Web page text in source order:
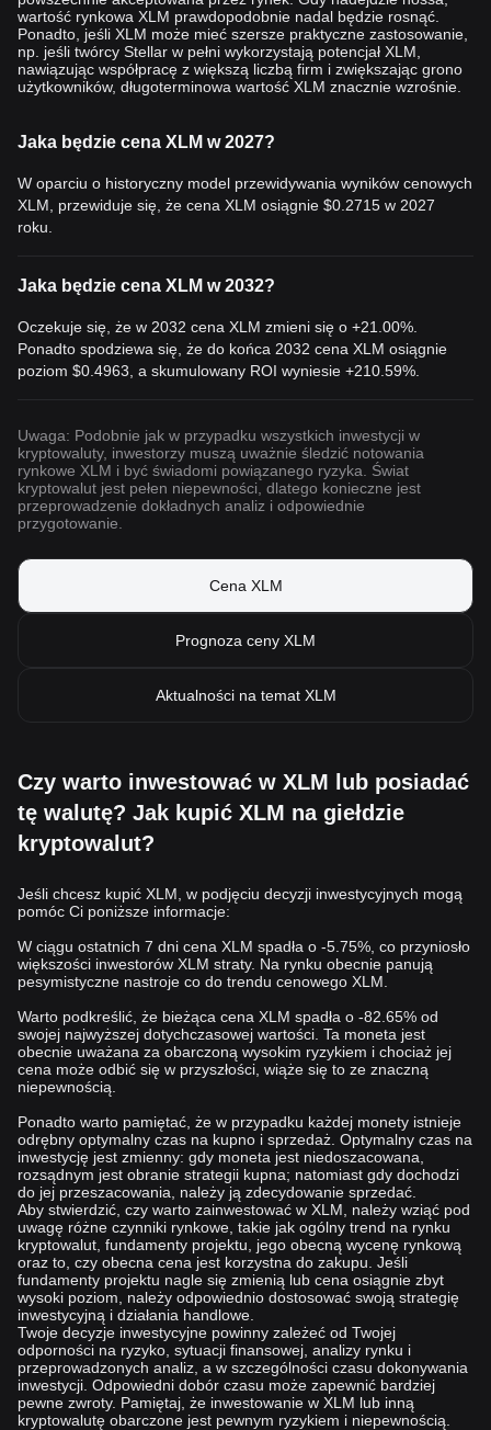
Stellar z ukraińskim Ministerstwem Transformacji Cyfrowej w
zakresie cyfrowej waluty banku centralnego (CBDC) wywołała
kontrowersje.
Dodatkowo, trendy makroekonomiczne wpływające na rynek
zmiany cen innych kryptowalut, takich jak Bitcoin - mogą wpływać
sprawdzają wykres cen Stellar i historię cen Stellar, aby
podejmować świadome decyzje. Śledzą oni trendy cenowe Stellar
i modele prognozowania cen Stellar w 2023 roku, aby ocenić
Podsumowanie
Podsumowując, zdecentralizowana platforma blockchain Stellar,
napędzana przez Stellar Consensus Protocol (SCP), zapewnia
szybkie, niedrogie transakcje bez energochłonnego
zrewolucjonizowania krajobrazu finansowego, wspierając
globalną dostępność i płynność.
Ważne jest, aby pamiętać, że podobnie jak inne kryptowaluty,
Stellar niesie ze sobą własne ryzyko i zawsze dobrze jest
inwestowania.
wartość rynkowa XLM prawdopodobnie nadal będzie rosnąć.
Ponadto, jeśli XLM może mieć szersze praktyczne zastosowanie,
np. jeśli twórcy Stellar w pełni wykorzystają potencjał XLM,
nawiązując współpracę z większą liczbą firm i zwiększając grono
użytkowników, długoterminowa wartość XLM znacznie wzrośnie.
Jaka będzie cena XLM w 2027?
W oparciu o historyczny model przewidywania wyników cenowych
XLM, przewiduje się, że cena XLM osiągnie $0.2715 w 2027
roku.
Jaka będzie cena XLM w 2032?
Oczekuje się, że w 2032 cena XLM zmieni się o +21.00%.
Ponadto spodziewa się, że do końca 2032 cena XLM osiągnie
poziom $0.4963 , a skumulowany ROI wyniesie +210.59%.
Uwaga: Podobnie jak w przypadku wszystkich inwestycji w
kryptowaluty, inwestorzy muszą uważnie śledzić notowania
rynkowe XLM i być świadomi powiązanego ryzyka. Świat
kryptowalut jest pełen niepewności, dlatego konieczne jest
przeprowadzenie dokładnych analiz i odpowiednie
przygotowanie.
Cena XLM
Prognoza ceny XLM
Aktualności na temat XLM
Czy warto inwestować w XLM lub posiadać
tę walutę? Jak kupić XLM na giełdzie
kryptowalut?
Jeśli chcesz kupić XLM, w podjęciu decyzji inwestycyjnych mogą
pomóc Ci poniższe informacje:
W ciągu ostatnich 7 dni cena XLM spadła o -5.75%, co przyniosło
większości inwestorów XLM straty. Na rynku obecnie panują
pesymistyczne nastroje co do trendu cenowego XLM.
Warto podkreślić, że bieżąca cena XLM spadła o -82.65% od
swojej najwyższej dotychczasowej wartości. Ta moneta jest
obecnie uważana za obarczoną wysokim ryzykiem i chociaż jej
cena może odbić się w przyszłości, wiąże się to ze znaczną
niepewnością.
Ponadto warto pamiętać, że w przypadku każdej monety istnieje
odrębny optymalny czas na kupno i sprzedaż. Optymalny czas na
inwestycję jest zmienny: gdy moneta jest niedoszacowana,
rozsądnym jest obranie strategii kupna; natomiast gdy dochodzi
do jej przeszacowania, należy ją zdecydowanie sprzedać.
Aby stwierdzić, czy warto zainwestować w XLM, należy wziąć pod
uwagę różne czynniki rynkowe, takie jak ogólny trend na rynku
kryptowalut, fundamenty projektu, jego obecną wycenę rynkową
oraz to, czy obecna cena jest korzystna do zakupu. Jeśli
fundamenty projektu nagle się zmienią lub cena osiągnie zbyt
wysoki poziom, należy odpowiednio dostosować swoją strategię
inwestycyjną i działania handlowe.
Twoje decyzje inwestycyjne powinny zależeć od Twojej
odporności na ryzyko, sytuacji finansowej, analizy rynku i
przeprowadzonych analiz, a w szczególności czasu dokonywania
inwestycji. Odpowiedni dobór czasu może zapewnić bardziej
pewne zwroty. Pamiętaj, że inwestowanie w XLM lub inną
kryptowalutę obarczone jest pewnym ryzykiem i niepewnością.